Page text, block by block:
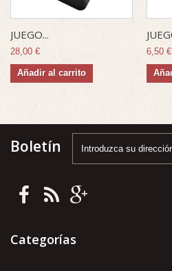
JUEGO...
28,00 €
Añadir al carrito
6,50 €
Boletín
Categorías